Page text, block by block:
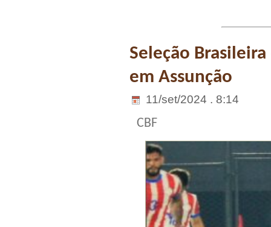
Seleção
em Assunção
11/set/2024 . 8:14
CBF